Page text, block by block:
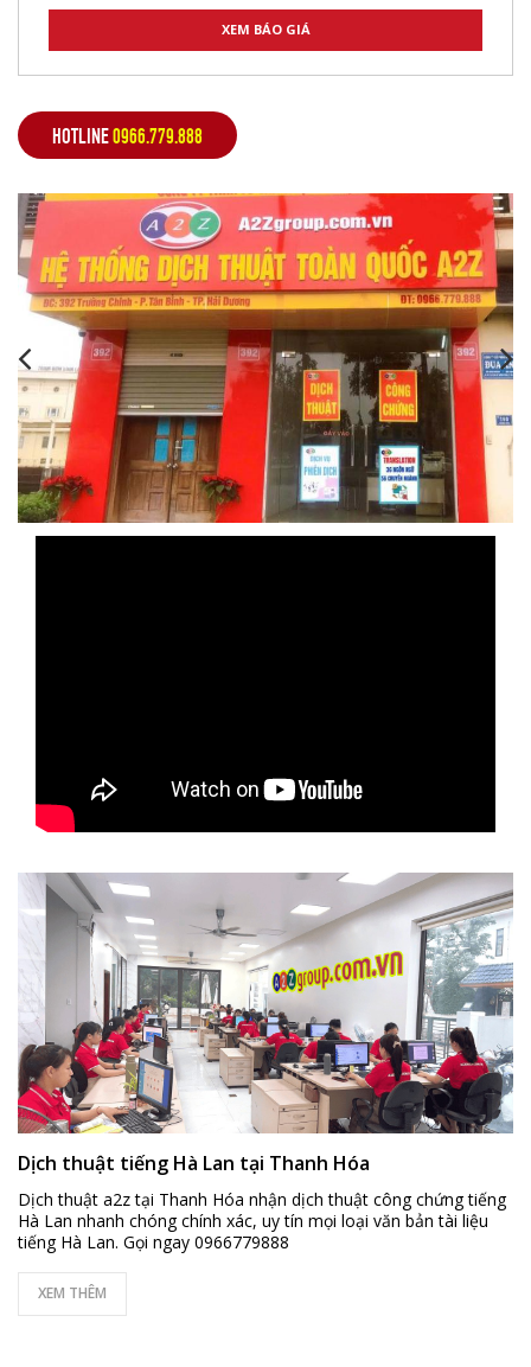
HOTLINE0966.779.888
,,,,,,,
Dịch thuật tiếng Hà Lan tại Thanh Hóa
Dịch thuật a2z tại Thanh Hóa nhận dịch thuật công chứng tiếng
Hà Lan nhanh chóng chính xác, uy tín mọi loại văn bản tài liệu
tiếng Hà Lan. Gọi ngay 0966779888
XEM THÊM